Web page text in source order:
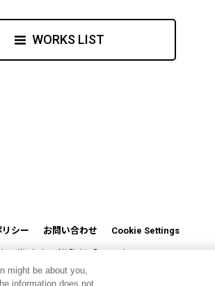
WORKS LIST
シー お問い合わせ Cookie Settings
Inc. All Rights Reserved.
might be about you,
information does not